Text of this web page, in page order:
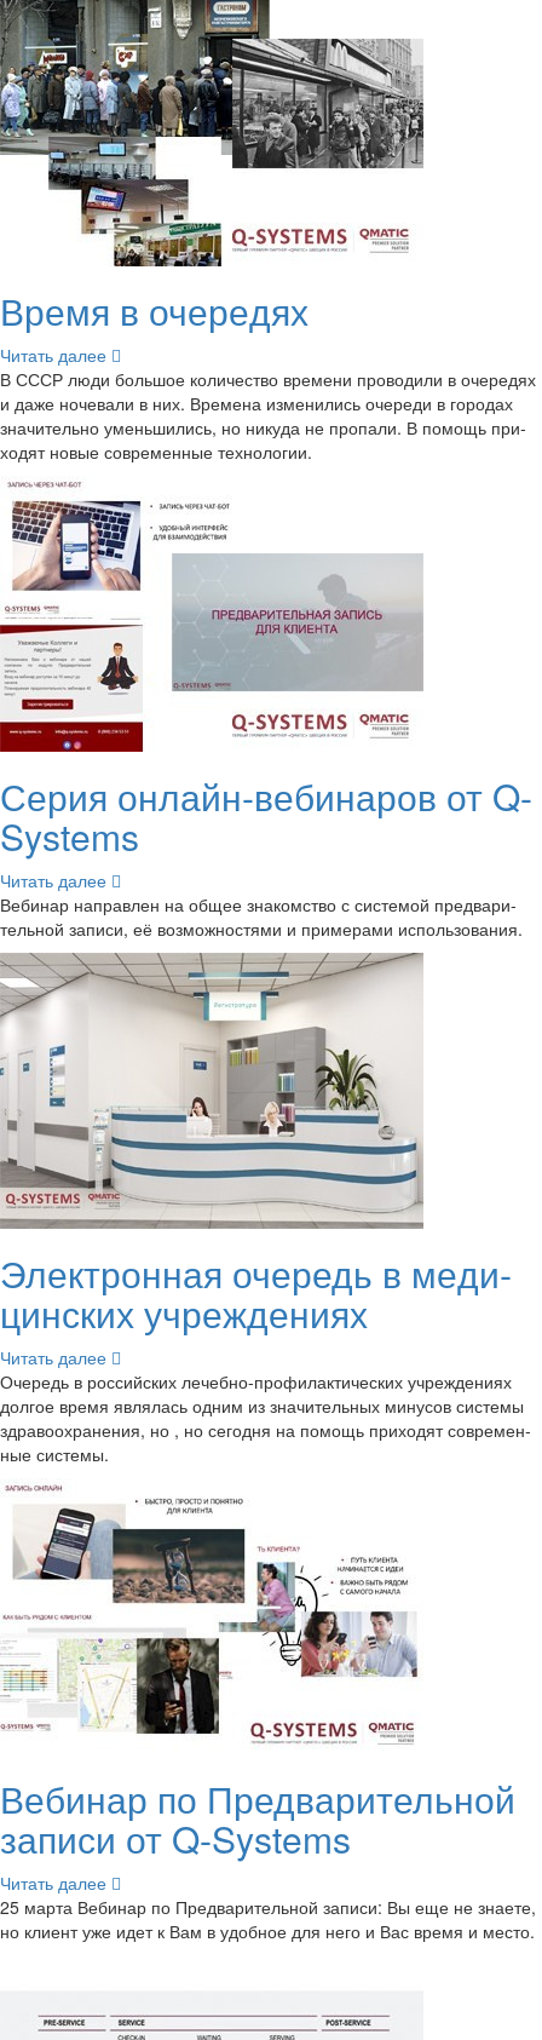
Время в оче­ре­дях
Чи­тать далее
В СССР люди боль­шое ко­ли­че­ство вре­ме­ни про­во­ди­ли в оче­ре­дях
и даже но­че­ва­ли в них. Вре­ме­на из­ме­ни­лись оче­ре­ди в го­ро­дах
зна­чи­тель­но умень­ши­лись, но ни­ку­да не про­па­ли. В по­мощь при­
хо­дят новые со­вре­мен­ные тех­но­ло­гии.
Серия онлайн-​вебинаров от Q-​
Systems
Чи­тать далее
Ве­би­нар на­прав­лен на общее зна­ком­ство с си­сте­мой пред­ва­ри­
тель­ной за­пи­си, её воз­мож­но­стя­ми и при­ме­ра­ми ис­поль­зо­ва­ния.
Элек­трон­ная оче­редь в ме­ди­
цин­ских учре­жде­ни­ях
Чи­тать далее
Оче­редь в рос­сий­ских лечебно-​профилактических учре­жде­ни­ях
дол­гое время яв­ля­лась одним из зна­чи­тель­ных ми­ну­сов си­сте­мы
здра­во­охра­не­ния, но , но се­го­дня на по­мощь при­хо­дят со­вре­мен­
ные си­сте­мы.
Ве­би­нар по Пред­ва­ри­тель­ной
за­пи­си от Q-​Systems
Чи­тать далее
25 марта Ве­би­нар по Пред­ва­ри­тель­ной за­пи­си: Вы еще не зна­е­те,
но кли­ент уже идет к Вам в удоб­ное для него и Вас время и место.